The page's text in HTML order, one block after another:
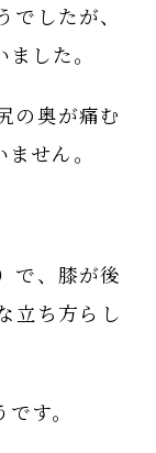
したが、
した。
の奥が痛む
せん。
で、膝が後
立ち方らし
す。